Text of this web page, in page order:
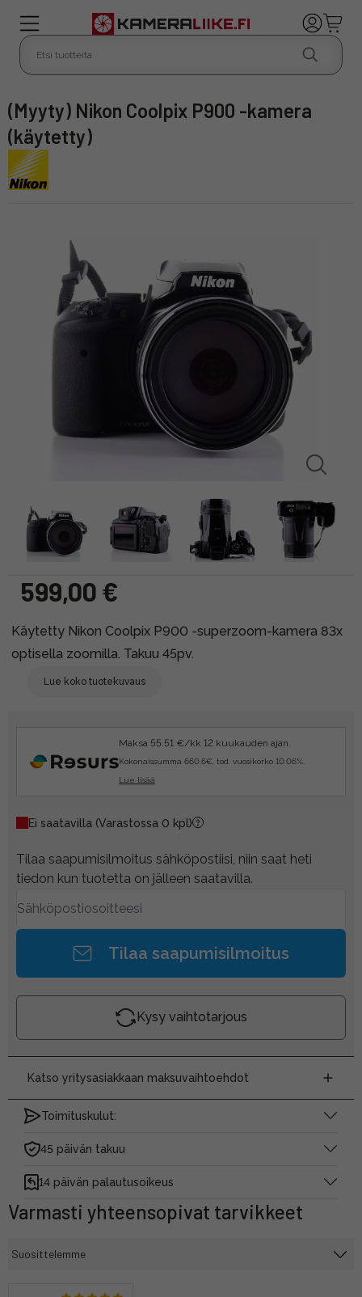
(Myyty) Nikon Coolpix P900 -kamera
(käytetty)
599,00 €
Käytetty Nikon Coolpix P900 -superzoom-kamera 83x
optisella zoomilla. Takuu 45pv.
Lue koko tuotekuvaus
Maksa 55.51 €/kk 12 kuukauden ajan.
Kokonaissumma 660.6€, tod. vuosikorko 10.06%.
Lue lisää
Ei saatavilla (Varastossa 0 kpl)
Tilaa saapumisilmoitus sähköpostiisi, niin saat heti
tiedon kun tuotetta on jälleen saatavilla.
Tilaa saapumisilmoitus
Kysy vaihtotarjous
Katso yritysasiakkaan maksuvaihtoehdot
Toimituskulut:
45 päivän takuu
14 päivän palautusoikeus
Varmasti yhteensopivat tarvikkeet